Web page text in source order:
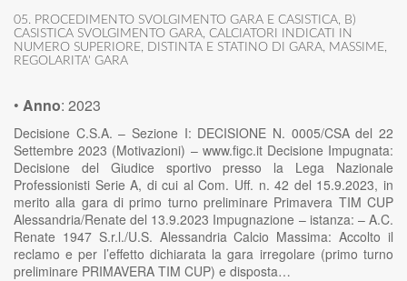
05. PROCEDIMENTO SVOLGIMENTO GARA E CASISTICA, B)
CASISTICA SVOLGIMENTO GARA, CALCIATORI INDICATI IN
NUMERO SUPERIORE, DISTINTA E STATINO DI GARA, MASSIME,
REGOLARITA' GARA
• Anno: 2023
Decisione C.S.A. – Sezione I: DECISIONE N. 0005/CSA del 22
Settembre 2023 (Motivazioni) – www.figc.it Decisione Impugnata:
Decisione del Giudice sportivo presso la Lega Nazionale
Professionisti Serie A, di cui al Com. Uff. n. 42 del 15.9.2023, in
merito alla gara di primo turno preliminare Primavera TIM CUP
Alessandria/Renate del 13.9.2023 Impugnazione – istanza: – A.C.
Renate 1947 S.r.l./U.S. Alessandria Calcio Massima: Accolto il
reclamo e per l’effetto dichiarata la gara irregolare (primo turno
preliminare PRIMAVERA TIM CUP) e disposta…